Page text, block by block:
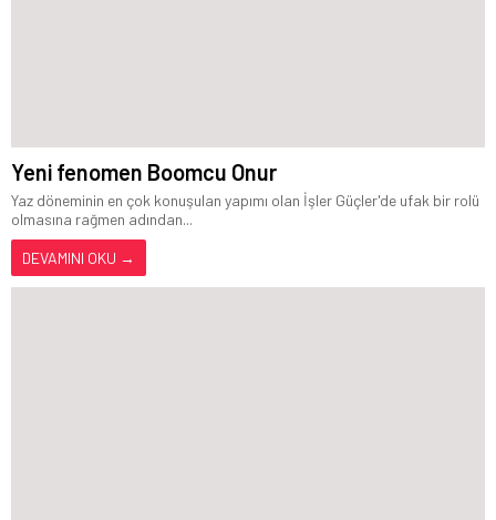
Yeni fenomen Boomcu Onur
Yaz döneminin en çok konuşulan yapımı olan İşler Güçler'de ufak bir rolü
olmasına rağmen adından...
DEVAMINI OKU →